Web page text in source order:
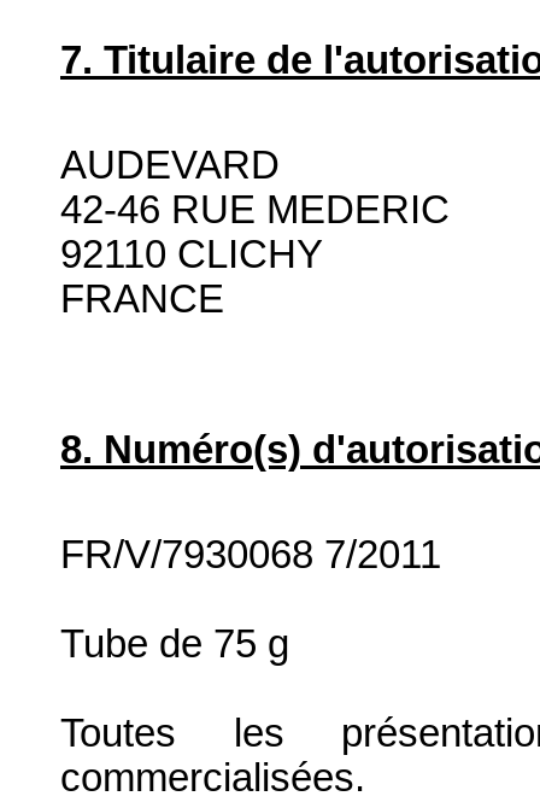
7. Titulaire de
AUDEVARD
42-46 RUE MEDERIC
92110 CLICHY
FRANCE
8. Numéro(s)
FR/V/7930068 7/2011
Tube de 75 g
Toutes les
commercialisées.